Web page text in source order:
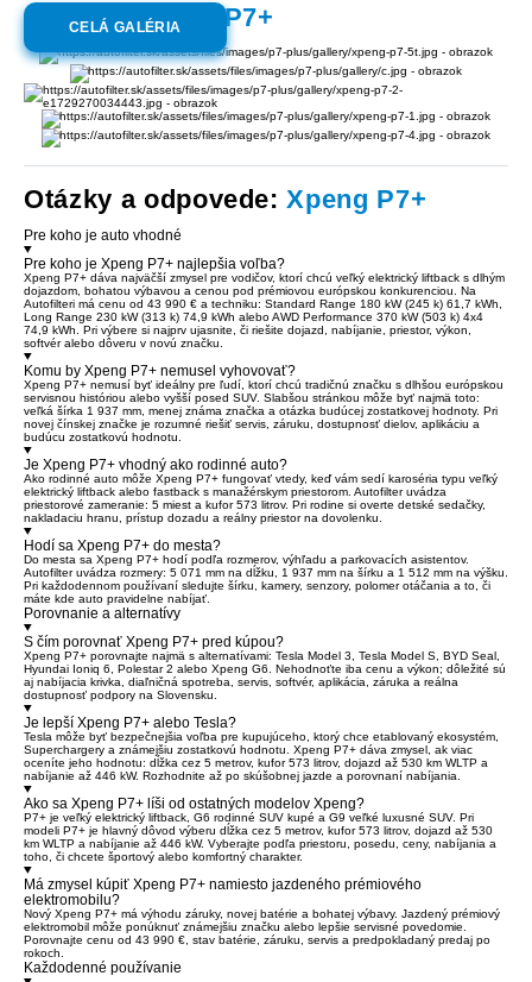
Galéria:Xpeng P7+
CELÁ GALÉRIA
Otázky a odpovede:Xpeng P7+
Pre koho je auto vhodné
Pre koho je Xpeng P7+ najlepšia voľba?
Xpeng P7+ dáva najväčší zmysel pre vodičov, ktorí chcú veľký elektrický liftback s dlhým
dojazdom, bohatou výbavou a cenou pod prémiovou európskou konkurenciou. Na
Autofilteri má cenu od 43 990 € a techniku: Standard Range 180 kW (245 k) 61,7 kWh,
Long Range 230 kW (313 k) 74,9 kWh alebo AWD Performance 370 kW (503 k) 4x4
74,9 kWh. Pri výbere si najprv ujasnite, či riešite dojazd, nabíjanie, priestor, výkon,
softvér alebo dôveru v novú značku.
Komu by Xpeng P7+ nemusel vyhovovať?
Xpeng P7+ nemusí byť ideálny pre ľudí, ktorí chcú tradičnú značku s dlhšou európskou
servisnou históriou alebo vyšší posed SUV. Slabšou stránkou môže byť najmä toto:
veľká šírka 1 937 mm, menej známa značka a otázka budúcej zostatkovej hodnoty. Pri
novej čínskej značke je rozumné riešiť servis, záruku, dostupnosť dielov, aplikáciu a
budúcu zostatkovú hodnotu.
Je Xpeng P7+ vhodný ako rodinné auto?
Ako rodinné auto môže Xpeng P7+ fungovať vtedy, keď vám sedí karoséria typu veľký
elektrický liftback alebo fastback s manažérskym priestorom. Autofilter uvádza
priestorové zameranie: 5 miest a kufor 573 litrov. Pri rodine si overte detské sedačky,
nakladaciu hranu, prístup dozadu a reálny priestor na dovolenku.
Hodí sa Xpeng P7+ do mesta?
Do mesta sa Xpeng P7+ hodí podľa rozmerov, výhľadu a parkovacích asistentov.
Autofilter uvádza rozmery: 5 071 mm na dĺžku, 1 937 mm na šírku a 1 512 mm na výšku.
Pri každodennom používaní sledujte šírku, kamery, senzory, polomer otáčania a to, či
máte kde auto pravidelne nabíjať.
Porovnanie a alternatívy
S čím porovnať Xpeng P7+ pred kúpou?
Xpeng P7+ porovnajte najmä s alternatívami: Tesla Model 3, Tesla Model S, BYD Seal,
Hyundai Ioniq 6, Polestar 2 alebo Xpeng G6. Nehodnoťte iba cenu a výkon; dôležité sú
aj nabíjacia krivka, diaľničná spotreba, servis, softvér, aplikácia, záruka a reálna
dostupnosť podpory na Slovensku.
Je lepší Xpeng P7+ alebo Tesla?
Tesla môže byť bezpečnejšia voľba pre kupujúceho, ktorý chce etablovaný ekosystém,
Superchargery a známejšiu zostatkovú hodnotu. Xpeng P7+ dáva zmysel, ak viac
oceníte jeho hodnotu: dĺžka cez 5 metrov, kufor 573 litrov, dojazd až 530 km WLTP a
nabíjanie až 446 kW. Rozhodnite až po skúšobnej jazde a porovnaní nabíjania.
Ako sa Xpeng P7+ líši od ostatných modelov Xpeng?
P7+ je veľký elektrický liftback, G6 rodinné SUV kupé a G9 veľké luxusné SUV. Pri
modeli P7+ je hlavný dôvod výberu dĺžka cez 5 metrov, kufor 573 litrov, dojazd až 530
km WLTP a nabíjanie až 446 kW. Vyberajte podľa priestoru, posedu, ceny, nabíjania a
toho, či chcete športový alebo komfortný charakter.
Má zmysel kúpiť Xpeng P7+ namiesto jazdeného prémiového
elektromobilu?
Nový Xpeng P7+ má výhodu záruky, novej batérie a bohatej výbavy. Jazdený prémiový
elektromobil môže ponúknuť známejšiu značku alebo lepšie servisné povedomie.
Porovnajte cenu od 43 990 €, stav batérie, záruku, servis a predpokladaný predaj po
rokoch.
Každodenné používanie